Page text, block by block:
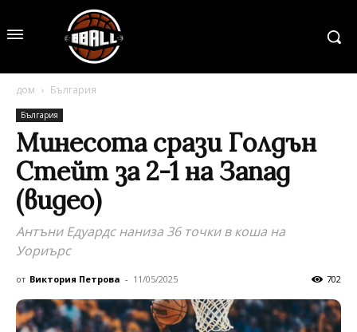
дом България
България
Минесота срази Голдън
Стейт за 2-1 на Запад
(видео)
Антъни Едуардс наниза 36 точки в коша на
Уориърс
от Виктория Петрова - 11/05/2025 702